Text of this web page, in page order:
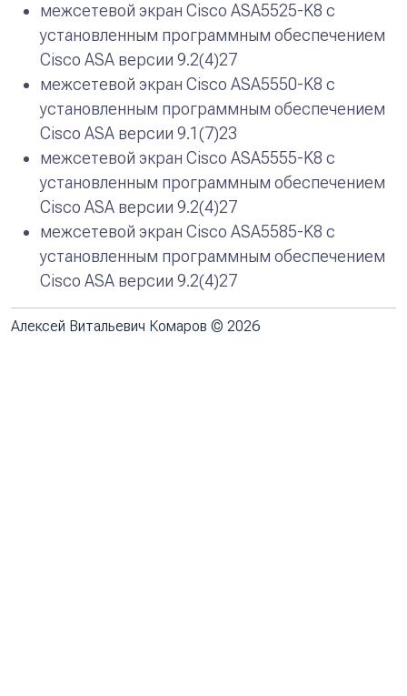
межсетевой экран Cisco ASA5525-K8 с
установленным программным обеспечением
Cisco ASA версии 9.2(4)27
межсетевой экран Cisco ASA5550-K8 c
установленным программным обеспечением
Cisco ASA версии 9.1(7)23
межсетевой экран Cisco ASA5555-K8 с
установленным программным обеспечением
Cisco ASA версии 9.2(4)27
межсетевой экран Cisco ASA5585-K8 с
установленным программным обеспечением
Cisco ASA версии 9.2(4)27
Алексей Витальевич Комаров © 2026